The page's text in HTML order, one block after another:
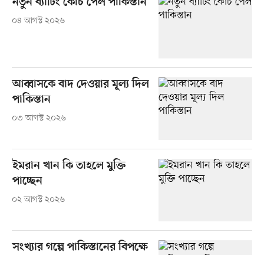
নতুন ব্যাটিং কোচ পেল পাকিস্তান
০৪ আগস্ট ২০২৬
আব্বাসকে বাদ দেওয়ার মূল্য দিল
পাকিস্তান
০৩ আগস্ট ২০২৬
ইমরান খান কি তাহলে মুক্তি
পাচ্ছেন
০২ আগস্ট ২০২৬
সংখ্যার গল্পে পাকিস্তানের বিপক্ষে